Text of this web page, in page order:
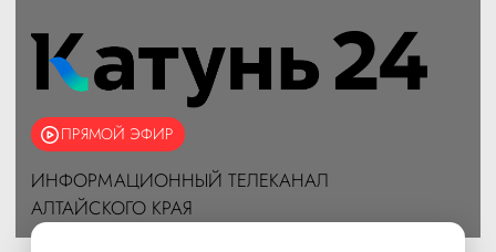
ПРЯМОЙ ЭФИР
ИНФОРМАЦИОННЫЙ ТЕЛЕКАНАЛ
АЛТАЙСКОГО КРАЯ